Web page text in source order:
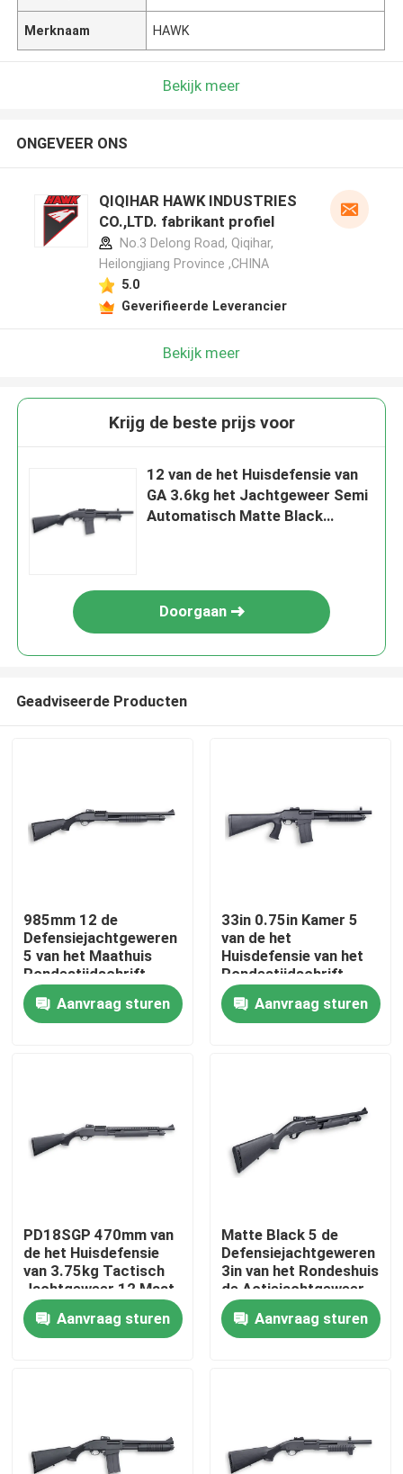
Thuis
Producten
Fabriekstocht
Neem contact met ons op
Nieuws
Semi Autojachtgeweren
Merknaam HAWK
Bekijk meer
ONGEVEER ONS
QIQIHAR HAWK INDUSTRIES
CO.,LTD. fabrikant profiel
No.3 Delong Road, Qiqihar,
Heilongjiang Province ,CHINA
5.0
Geverifieerde Leverancier
Bekijk meer
Krijg de beste prijs voor
12 van de het Huisdefensie van
GA 3.6kg het Jachtgeweer Semi
Automatisch Matte Black
Doorgaan
Geadviseerde Producten
985mm 12 de
Defensiejachtgeweren
5 van het Maathuis
Rondestijdschrift
Aanvraag sturen
33in 0.75in Kamer 5
van de het
Huisdefensie van het
Rondestijdschrift
Tactische het
Jachtgeweerbrandkast
Aanvraag sturen
PD18SGP 470mm van
de het Huisdefensie
van 3.75kg Tactisch
Jachtgeweer 12 Maat
Aanvraag sturen
Matte Black 5 de
Defensiejachtgeweren
3in van het Rondeshuis
de Actiejachtgeweer
van de Kamerpomp
Aanvraag sturen